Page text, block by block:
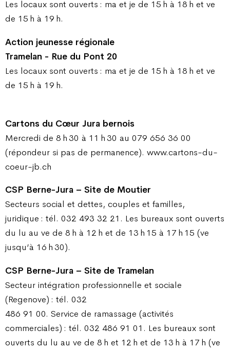
Les locaux sont ouverts : ma et je de 15 h à 18 h et ve
de 15 h à 19 h.
Action jeunesse régionale
Tramelan - Rue du Pont 20
Les locaux sont ouverts : ma et je de 15 h à 18 h et ve
de 15 h à 19 h.
Cartons du Cœur Jura bernois
Mercredi de 8 h 30 à 11 h 30 au 079 656 36 00
(répondeur si pas de permanence). www.cartons-du-
coeur-jb.ch
CSP Berne-Jura – Site de Moutier
Secteurs social et dettes, couples et familles,
juridique : tél. 032 493 32 21. Les bureaux sont ouverts
du lu au ve de 8 h à 12 h et de 13 h 15 à 17 h 15 (ve
jusqu’à 16 h 30).
CSP Berne-Jura – Site de Tramelan
Secteur intégration professionnelle et sociale
(Regenove) : tél. 032
486 91 00. Service de ramassage (activités
commerciales) : tél. 032 486 91 01. Les bureaux sont
ouverts du lu au ve de 8 h et 12 h et de 13 h à 17 h (ve